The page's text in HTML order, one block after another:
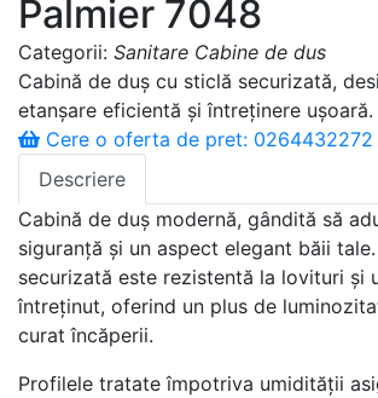
Palmier 7048
Categorii: Sanitare Cabine de dus
Cabină de duș cu sticlă securizată,
etanșare eficientă și întreținere ușoară.
Cere o oferta de pret: 0264432272
Descriere
Cabină de duș modernă, gândită să
siguranță și un aspect elegant băii
securizată este rezistentă la lovituri și
întreținut, oferind un plus de
curat încăperii.
Profilele tratate împotriva umidității